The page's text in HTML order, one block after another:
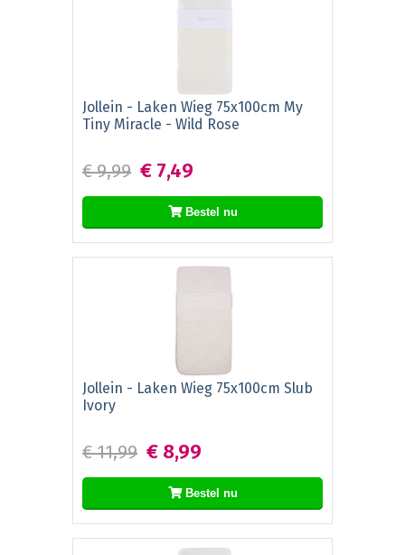
Jollein - Laken Wieg 75x100cm My
Tiny Miracle - Wild Rose
€ 9,99 € 7,49
Bestel nu
Jollein - Laken Wieg 75x100cm Slub
Ivory
€ 11,99 € 8,99
Bestel nu